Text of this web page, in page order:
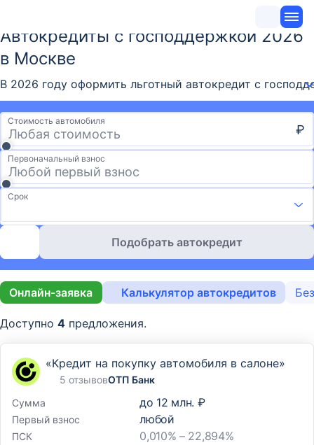
Автокредиты с господдержкой 2026
в Москве
В 2026 году оформить льготный автокредит с
Стоимость автомобиля
₽
Первоначальный взнос
Срок
Подобрать автокредит
Онлайн-заявка Калькулятор автокредитов
Доступно 4 предложения.
«Кредит на покупку автомобиля в салоне»
5 отзывовОТП Банк
Сумма
до 12 млн. ₽
Первый взнос любой
ПСК 0,010% – 22,894%